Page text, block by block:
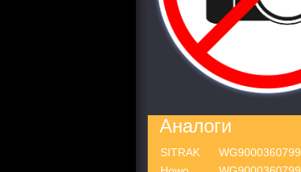
Аналоги
SITRAK
WG9000360799